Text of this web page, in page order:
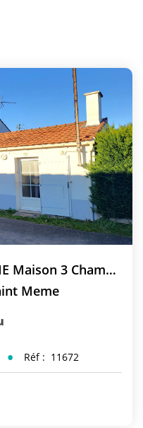
MACHECOUL SAINT MEME Maison 3 Chambres
Meme
Réf : 11672